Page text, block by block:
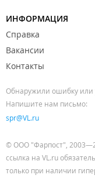
ИНФОРМАЦИЯ
Справка
Вакансии
Контакты
Обнаружили ошибку или
Напишите нам письмо:
spr@VL.ru
© ООО "Фарпост",
ссылка на VL.ru
только при наличии